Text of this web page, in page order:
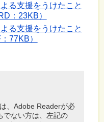
る支援をうけたこと
：23KB）
る支援をうけたこと
77KB）
、Adobe Readerが必
でない方は、左記の